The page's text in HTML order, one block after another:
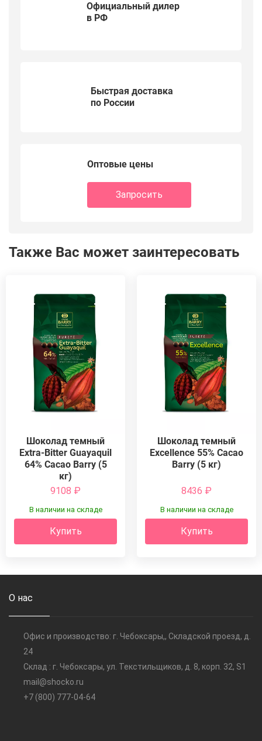
Официальный дилер
в РФ
Быстрая доставка
по России
Оптовые цены
Запросить
Также Вас может заинтересовать
Шоколад темный
Extra-Bitter Guayaquil
64% Cacao Barry (5
кг)
9108 ₽
В наличии на складе
Купить
Шоколад темный
Excellence 55% Cacao
Barry (5 кг)
8436 ₽
В наличии на складе
Купить
О нас
Офис и производство: г. Чебоксары,, Складской проезд, д.
24
Склад : г. Чебоксары, ул. Текстильщиков, д. 8, корп. 32, S1
mail@shocko.ru
+7 (800) 777-04-64